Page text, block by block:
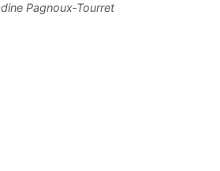
Pagnoux‑Tourret